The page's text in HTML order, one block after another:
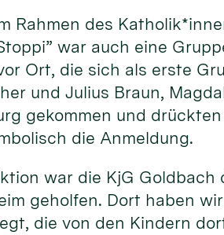
Rahmen des
war auch eine
Ort, die sich als erste
und Julius Braun,
gekommen und
die Anmeldung.
war die KjG Goldbach
geholfen. Dort haben
die von den Kindern